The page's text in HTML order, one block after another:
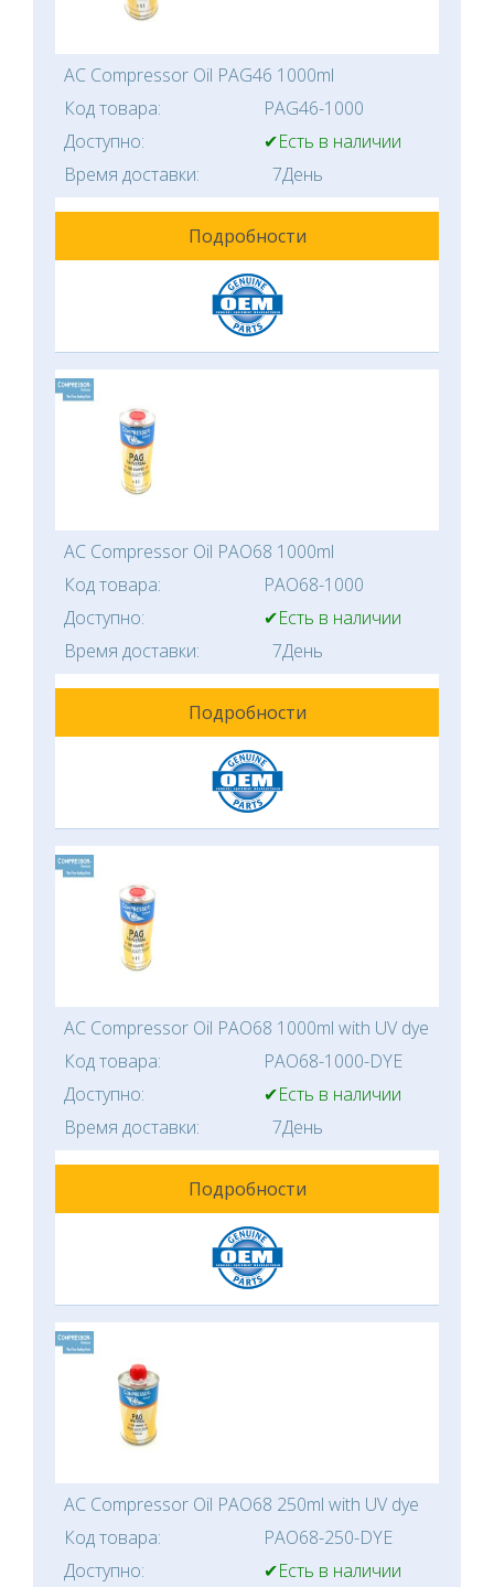
AC Compressor Oil PAG46 1000ml
Код товара:
PAG46-1000
Доступно:
✔Есть в наличии
Время доставки:
7День
Подробности
AC Compressor Oil PAO68 1000ml
Код товара:
PAO68-1000
Доступно:
✔Есть в наличии
Время доставки:
7День
Подробности
AC Compressor Oil PAO68 1000ml with UV dye
Код товара:
PAO68-1000-DYE
Доступно:
✔Есть в наличии
Время доставки:
7День
Подробности
AC Compressor Oil PAO68 250ml with UV dye
Код товара:
PAO68-250-DYE
Доступно:
✔Есть в наличии